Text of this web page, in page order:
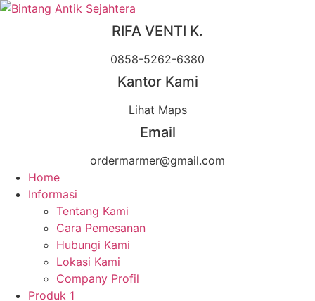
Skip
RIFA VENTI K.
0858-5262-6380
Kantor Kami
Lihat Maps
Email
ordermarmer@gmail.com
Home
Informasi
Tentang Kami
Cara Pemesanan
Hubungi Kami
Lokasi Kami
Company Profil
Produk 1